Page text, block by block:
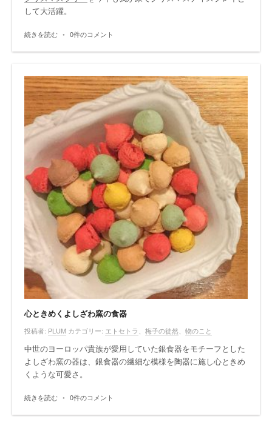
して大活躍。
続きを読む • 0件のコメント
心ときめくよしざわ窯の食器
投稿者: PLUM カテゴリー: エトセトラ 梅子の徒然 物のこと
中世のヨーロッパ貴族が愛用していた銀食器をモチーフとした
よしざわ窯の器は、銀食器の繊細な模様を陶器に施し心ときめ
くような可愛さ。
続きを読む • 0件のコメント